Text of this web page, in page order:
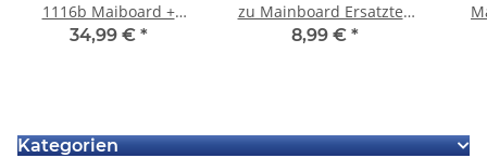
1116b Maiboard +
Blueray Mainboard -
34,99 € *
zu Mainboard Ersatzteil
Für PS3 Super Slim 4000
8,99 € *
Kategorien